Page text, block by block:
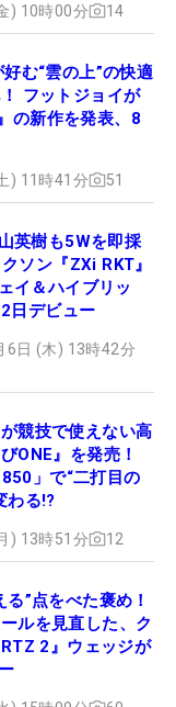
) 10時00分 14
む“雲の上”の快適
フットジョイが
の新作を発表、8
) 11時41分 51
英樹も5Wを即採
ソン『ZXi RKT』
イ＆ハイブリッ
日デビュー
6日 (木) 13時42分
競技で使えない高
ONE』を発売！
」で“二打目の
わる!?
) 13時51分 12
”点をべた褒め！
ルを見直した、ク
2』ウェッジが